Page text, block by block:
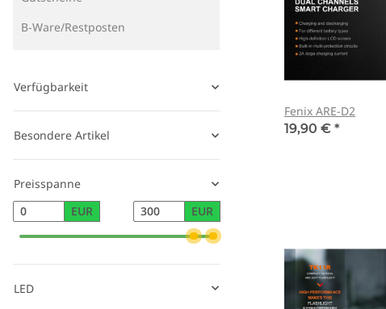
Fenix ARE-D2
19,90 € *
B-Ware/Restposten
Verfügbarkeit
Besondere Artikel
Preisspanne
EUR
EUR
LED